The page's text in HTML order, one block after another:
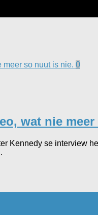
0
wat nie
Kennedy se interview